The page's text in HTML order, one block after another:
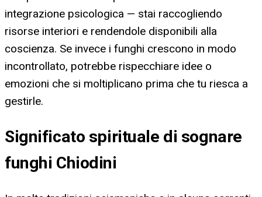
integrazione psicologica — stai raccogliendo
risorse interiori e rendendole disponibili alla
coscienza. Se invece i funghi crescono in modo
incontrollato, potrebbe rispecchiare idee o
emozioni che si moltiplicano prima che tu riesca a
gestirle.
Significato spirituale di sognare
funghi Chiodini